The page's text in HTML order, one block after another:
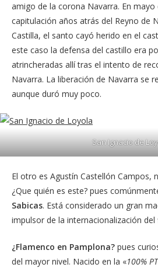
amigo de la corona Navarra. En mayo
capitulación años atrás del Reyno de
Castilla, el santo cayó herido en el
este caso la defensa del castillo era
atrincheradas allí tras el intento de
Navarra. La liberación de Navarra se
aunque duró muy poco.
San Ignacio de
El otro es Agustín Castellón Campos,
¿Que quién es este? pues
Sabicas. Está considerado un gran
impulsor de la internacionalización del
¿Flamenco en Pamplona? pues
del mayor nivel. Nacido en la «100%